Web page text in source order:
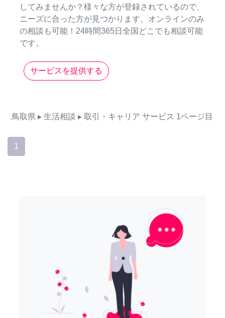
してみませんか？様々な方が登録されているので、
ニーズに合った方が見つかります。オンラインのみ
の相談も可能！24時間365日全国どこでも相談可能
です。
サービスを提供する
鳥取県 ▸ 生活相談 ▸ 取引・キャリア サービス 1ページ目
1